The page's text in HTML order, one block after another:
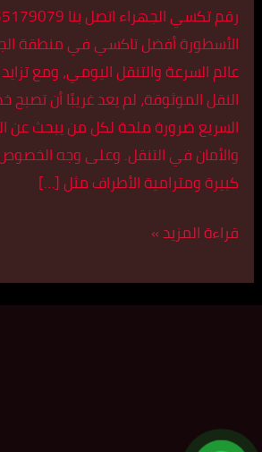
الأسطورة أفضل تاكسي في منطقة
عالم السرعة والتنقل اليومي، ومع
النقل الموثوقة، لم يعد غريبًا أن تصبح
السريع ضرورة ملحة لكل من يبحث عن
والأمان في التنقل. وعلى وجه
كبيرة ومترامية الأطراف مثل […]
قراءة المزيد »